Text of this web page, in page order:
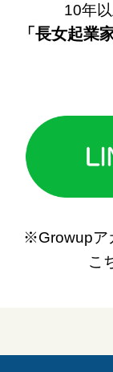
10年
「長女起業
※Growupア
こ